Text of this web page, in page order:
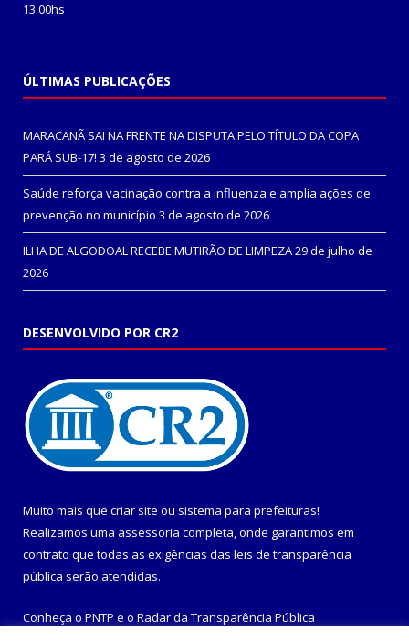
13:00hs
ÚLTIMAS PUBLICAÇÕES
MARACANÃ SAI NA FRENTE NA DISPUTA PELO TÍTULO DA COPA
PARÁ SUB-17! 3 de agosto de 2026
Saúde reforça vacinação contra a influenza e amplia ações de
prevenção no município 3 de agosto de 2026
ILHA DE ALGODOAL RECEBE MUTIRÃO DE LIMPEZA29 de julho de
2026
DESENVOLVIDO POR CR2
Muito mais que criar site ou sistema para prefeituras!
Realizamos uma assessoria completa, onde garantimos em
contrato que todas as exigências das leis de transparência
pública serão atendidas.
Conheça o PNTP e o Radar da Transparência Pública